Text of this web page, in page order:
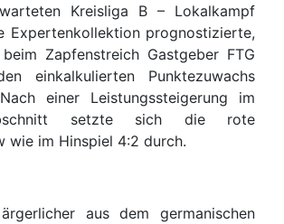
Kreisliga B – Lokalkampf
Expertenkollektion prognostizierte,
Zapfenstreich Gastgeber FTG
einkalkulierten Punktezuwachs
einer Leistungssteigerung im
setzte sich die rote
wie im Hinspiel 4:2 durch.
aus dem germanischen